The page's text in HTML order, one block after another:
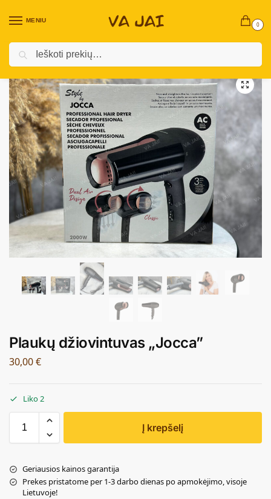
MENIU
0
Pradžia / Elektronika / Grožio ir sveikatos priežiūros prietaisai
Plaukų džiovintuvas „Jocca”
30,00€
Liko 2
Į krepšelį
Geriausios kainos garantija
Prekes pristatome per 1-3 darbo dienas po apmokėjimo, visoje
Lietuvoje!